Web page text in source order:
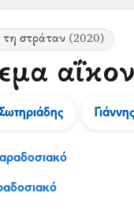
στράταν (2020)